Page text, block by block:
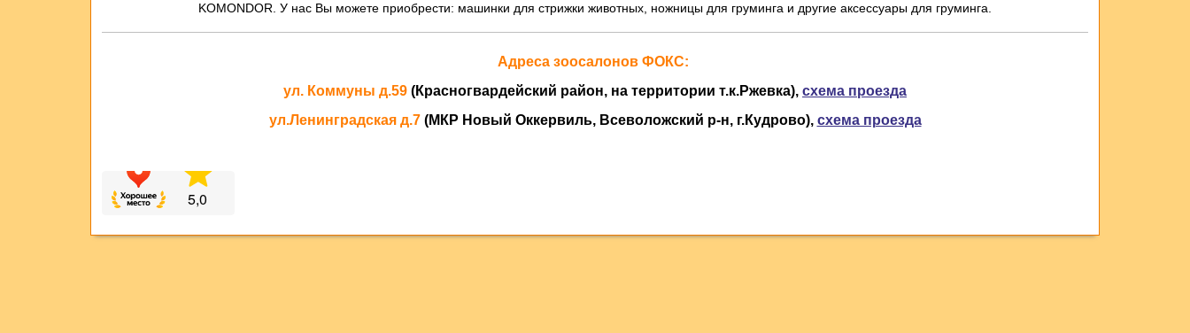
KOMONDOR. У нас Вы можете приобрести: машинки для стрижки животных, ножницы для груминга и другие аксессуары для груминга.
Адреса зоосалонов ФОКС:
ул. Коммуны д.59 (Красногвардейский район, на территории т.к.Ржевка), схема проезда
ул.Ленинградская д.7 (МКР Новый Оккервиль, Всеволожский р-н, г.Кудрово), схема проезда